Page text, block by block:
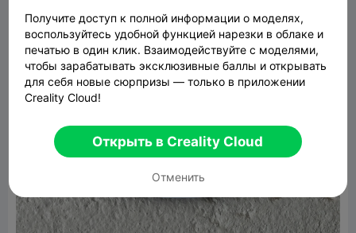
Получите доступ к полной информации о моделях,
воспользуйтесь удобной функцией нарезки в облаке и
печатью в один клик. Взаимодействуйте с моделями,
чтобы зарабатывать эксклюзивные баллы и открывать
для себя новые сюрпризы — только в приложении
Creality Cloud!
Открыть в Creality Cloud
Отменить